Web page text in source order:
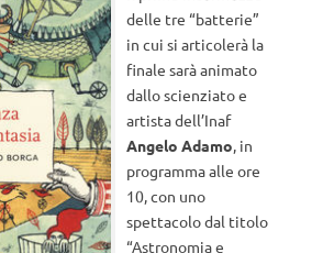
delle tre “batterie”
in cui si articolerà la
finale sarà animato
dallo scienziato e
artista dell’Inaf
Angelo Adamo, in
programma alle ore
10, con uno
spettacolo dal titolo
“Astronomia e